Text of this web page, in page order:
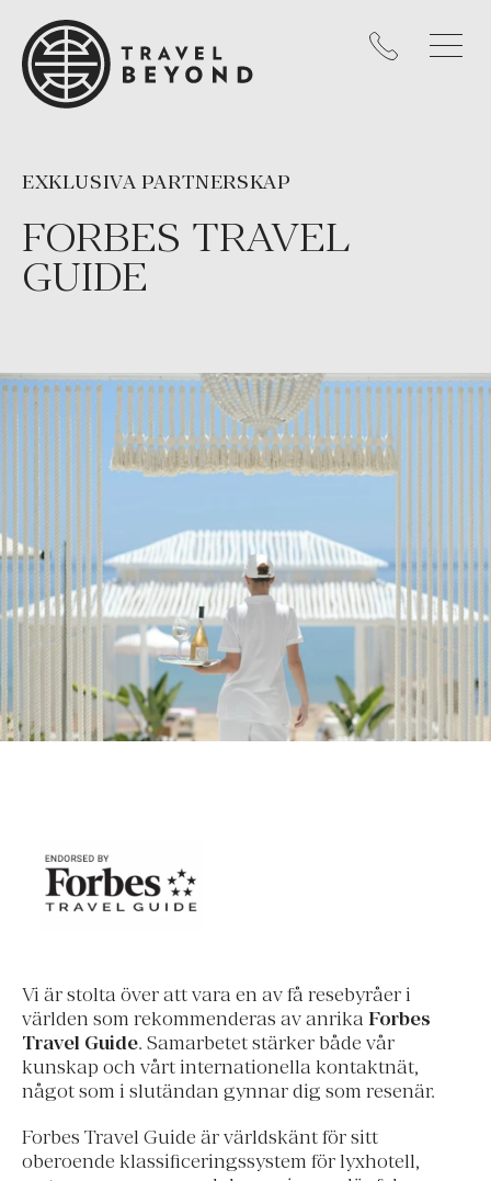
FORBES TRAVEL
GUIDE
EXKLUSIVA PARTNERSKAP
Vi är stolta över att vara en av få resebyråer i
världen som rekommenderas av anrika Forbes
Travel Guide. Samarbetet stärker både vår
kunskap och vårt internationella kontaktnät,
något som i slutändan gynnar dig som resenär.
Forbes Travel Guide är världskänt för sitt
oberoende klassificeringssystem för lyxhotell,